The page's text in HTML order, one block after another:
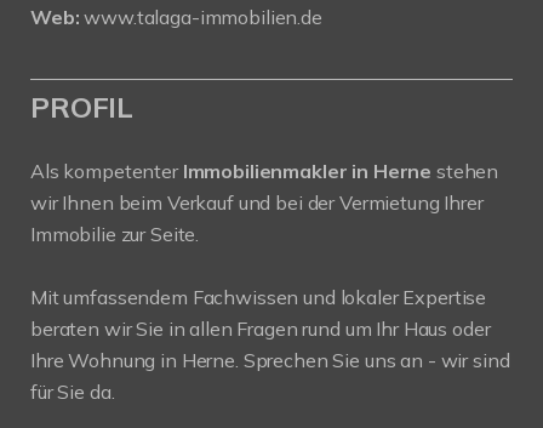
Web: www.talaga-immobilien.de
PROFIL
Als kompetenter Immobilienmakler in Herne stehen
wir Ihnen beim Verkauf und bei der Vermietung Ihrer
Immobilie zur Seite.
Mit umfassendem Fachwissen und lokaler Expertise
beraten wir Sie in allen Fragen rund um Ihr Haus oder
Ihre Wohnung in Herne. Sprechen Sie uns an - wir sind
für Sie da.